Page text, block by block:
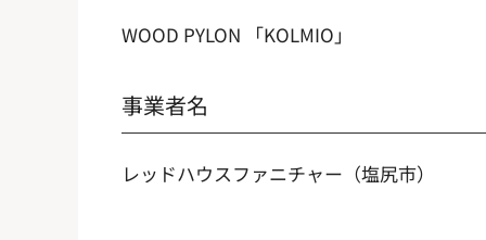
WOOD PYLON 「KOLMIO」
事業者名
レッドハウスファニチャー（塩尻市）